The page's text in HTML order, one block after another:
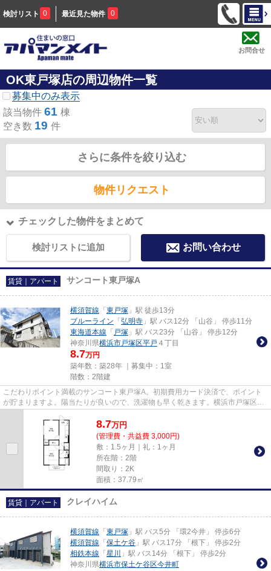
検討リスト 0 最近見た物件 0
お問合せ
OK東戸塚店の周辺物件一覧
募集中のみ表示
該当物件 61 棟
空き数 19 件
さらに条件を絞り込む
物件リクエスト
チェックした物件をまとめて
検討リストに追加 お問い合わせ
賃貸｜アパート サンコート東戸塚A
横須賀線 「 東戸塚 」駅 徒歩13分
ブルーライン 「 弘明寺 」駅 バス12分 「山谷」 停歩11分
東海道本線 「 戸塚 」駅 バス23分 「山谷」 停歩12分
神奈川県横浜市戸塚区平戸 ４丁目
8.7万円
築年数：築28年 ｜募集中： 1室
階数：2階建
こだわりポイント満載のサンコート東戸塚A。初期費用カード決済で、ポイント
が貯まりますよ。陽当たりが良いので、洗濯物も早く乾きます。横浜市戸塚区エ
8.7万円
(管理費・共益費 3,000円)
敷：1.5ヶ月｜礼：1ヶ月
所在階：2階
間取り：2K
面積：37.79㎡
賃貸｜アパート クレイハイム
横須賀線 「 東戸塚 」駅 バス5分 「環2今井」 停歩6分
横須賀線 「 保土ケ谷 」駅 バス17分 「根下」 停歩2分
相鉄本線 「 星川
」駅 バス14分 「根下」 停歩2分
神奈川県横浜市保土ケ谷区今井町